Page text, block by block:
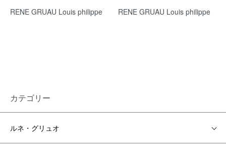
RENE GRUAU Louis philippe RENE GRUAU Louis philippe
カテゴリー
ルネ・グリュオ